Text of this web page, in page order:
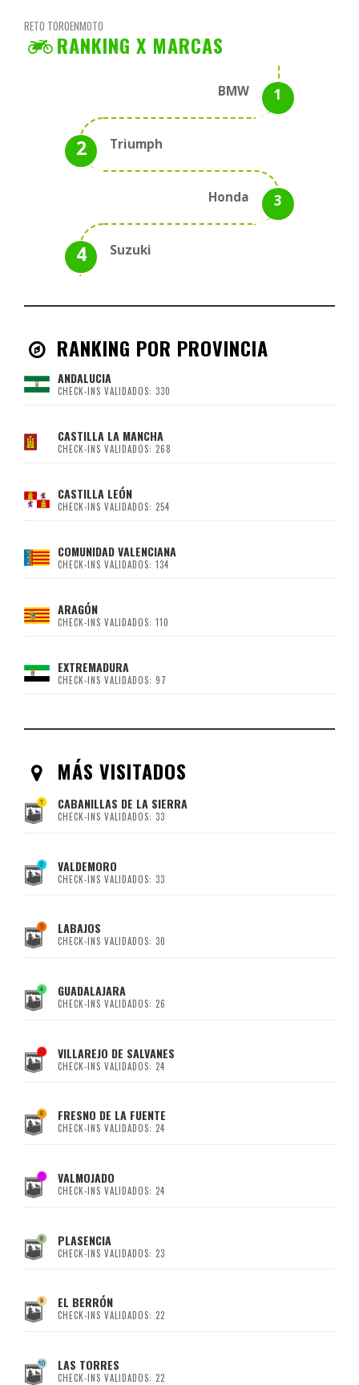
RETO TOROENMOTO
RANKING X MARCAS
BMW
Triumph
Honda
Suzuki
RANKING POR PROVINCIA
ANDALUCIA
CHECK-INS VALIDADOS: 330
CASTILLA LA MANCHA
CHECK-INS VALIDADOS: 268
CASTILLA LEÓN
CHECK-INS VALIDADOS: 254
COMUNIDAD VALENCIANA
CHECK-INS VALIDADOS: 134
ARAGÓN
CHECK-INS VALIDADOS: 110
EXTREMADURA
CHECK-INS VALIDADOS: 97
MÁS VISITADOS
CABANILLAS DE LA SIERRA
CHECK-INS VALIDADOS: 33
VALDEMORO
CHECK-INS VALIDADOS: 33
LABAJOS
CHECK-INS VALIDADOS: 30
GUADALAJARA
CHECK-INS VALIDADOS: 26
VILLAREJO DE SALVANES
CHECK-INS VALIDADOS: 24
FRESNO DE LA FUENTE
CHECK-INS VALIDADOS: 24
VALMOJADO
CHECK-INS VALIDADOS: 24
PLASENCIA
CHECK-INS VALIDADOS: 23
EL BERRÓN
CHECK-INS VALIDADOS: 22
LAS TORRES
CHECK-INS VALIDADOS: 22